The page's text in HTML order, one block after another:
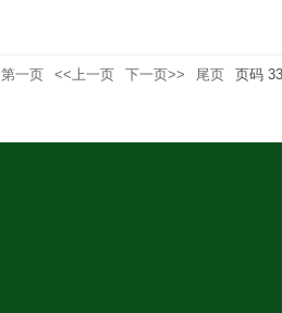
第一页 <<上一页 下一页>> 尾页 页码 33